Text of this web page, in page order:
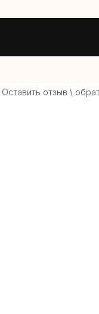
Оставить отзыв \